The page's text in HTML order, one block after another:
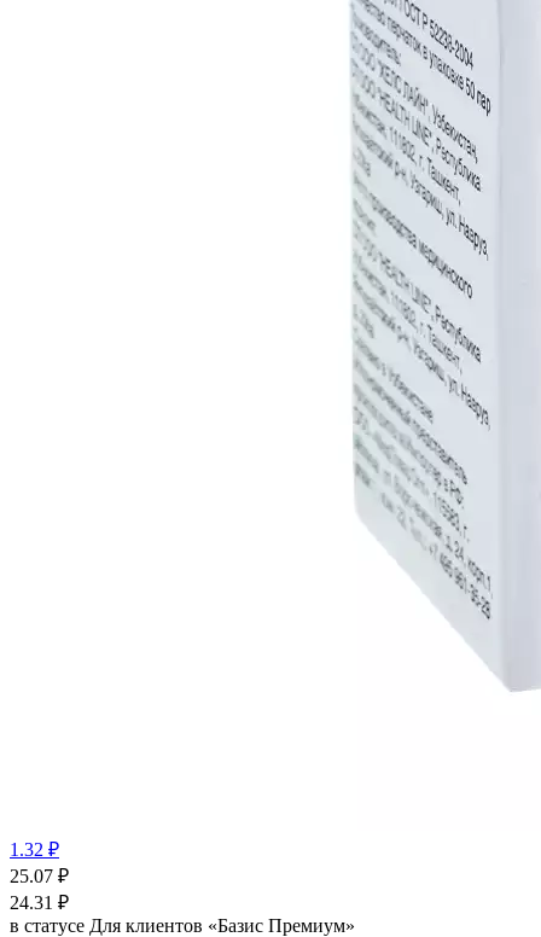
1.32 ₽
25.07 ₽
24.31 ₽
в статусе Для клиентов «Базис Премиум»